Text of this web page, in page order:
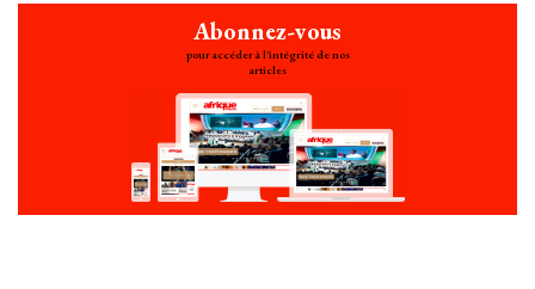
Abonnez-vous
pour accéder à l'intégrité de nos
articles